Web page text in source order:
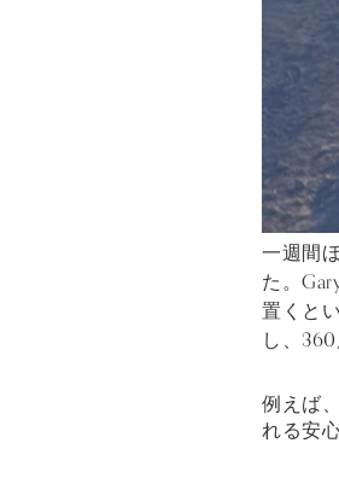
一週間
た。
置くと
し、
例えば
れる安